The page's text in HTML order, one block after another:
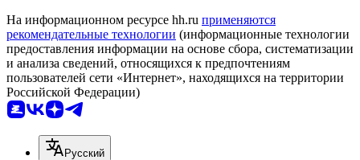
На информационном ресурсе hh.ru применяются
рекомендательные технологии (информационные технологии
предоставления информации на основе сбора, систематизации
и анализа сведений, относящихся к предпочтениям
пользователей сети «Интернет», находящихся на территории
Российской Федерации)
Русский